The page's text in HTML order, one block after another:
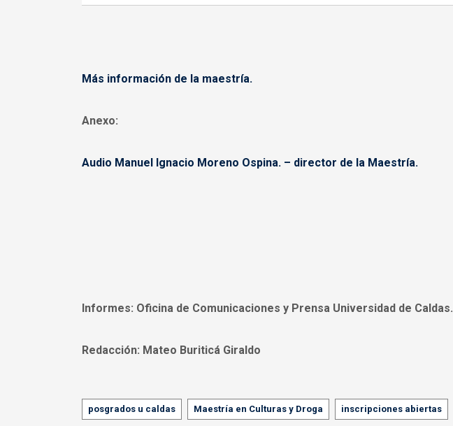
Más información de la maestría.
Anexo:
Audio Manuel Ignacio Moreno Ospina. – director de la Maestría.
Informes: Oficina de Comunicaciones y Prensa Universidad de Caldas.
Redacción: Mateo Buriticá Giraldo
Tags
posgrados u caldas Maestría en Culturas y Droga inscripciones abiertas